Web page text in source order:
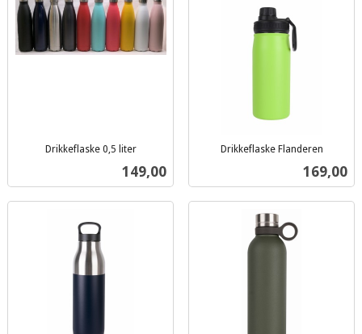
Drikkeflaske 0,5 liter
Pris
149,00
Drikkeflaske Flanderen
Pris
169,00